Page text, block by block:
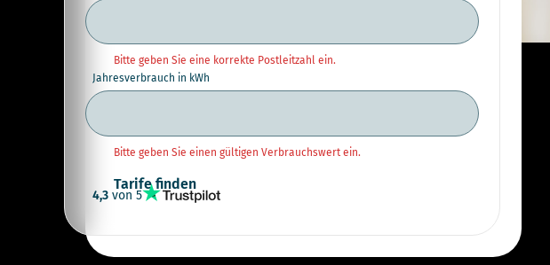
Bitte geben Sie eine korrekte Postleitzahl ein.
Jahresverbrauch in kWh
Bitte geben Sie einen gültigen Verbrauchswert ein.
Tarife finden
4,3 von 5